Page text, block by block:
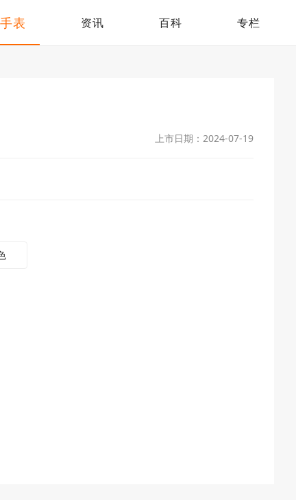
手表 资讯 百科 专栏
上市日期：2024-07-19